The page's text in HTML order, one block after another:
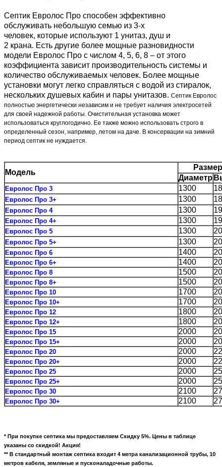
Септик Евролос Про способен эффективно
обслуживать небольшую семью из 3-х
человек, которые используют 1 унитаз, душ и
2 крана. Есть другие более мощные разновидности
модели Евролос Про с числом 4, 5, 6, 8 – от этого
коэффициента зависит производительность системы и
количество обслуживаемых человек. Более мощные
установки могут легко справляться с водой из стиралок,
нескольких душевых кабин и пары унитазов. Септик Евролос
полностью энергетически независим и не требует наличия электросетей
для своей надежной работы. Очистительная установка может
использоваться круглогодично. Ее также можно использовать строго в
определенный сезон, например, летом на даче. В консервации на зимний
период септик не нуждается.
Модель
Диаметр
Евролос Про 3 1300
Евролос Про 3+ 1300
Евролос Про 4 1300
Евролос Про 4+ 1300
Евролос Про 5 1300
Евролос Про 5+ 1300
Евролос Про 6 1400
Евролос Про 6+ 1400
Евролос Про 8 1500
Евролос Про 8+ 1500
Евролос Про 10 1700
Евролос Про 10+ 1700
Евролос Про 12 1800
Евролос Про 12+ 1800
Евролос Про 15 2000
Евролос Про 15+ 2000
Евролос Про 20 2000
Евролос Про 20+ 2000
Евролос Про 25 2000
Евролос Про 25+ 2000
Евролос Про 30 2100
Евролос Про 30+ 2100
* При покупке септика мы предоставляем Скидку 5%. Цены в таблице
указаны со скидкой! Акция!
** В стандартный монтаж септика входит 4 метра канализационной трубы, 10
метров кабеля, земляные и пусконаладочные работы.